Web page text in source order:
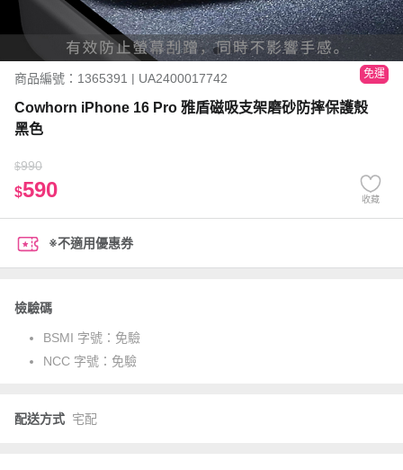
商品編號：1365391 | UA2400017742 免運
Cowhorn iPhone 16 Pro 雅盾磁吸支架磨砂防摔保護殼
黑色
$990
$590 收藏
※不適用優惠券
檢驗碼
BSMI 字號： 免驗
NCC 字號： 免驗
配送方式 宅配